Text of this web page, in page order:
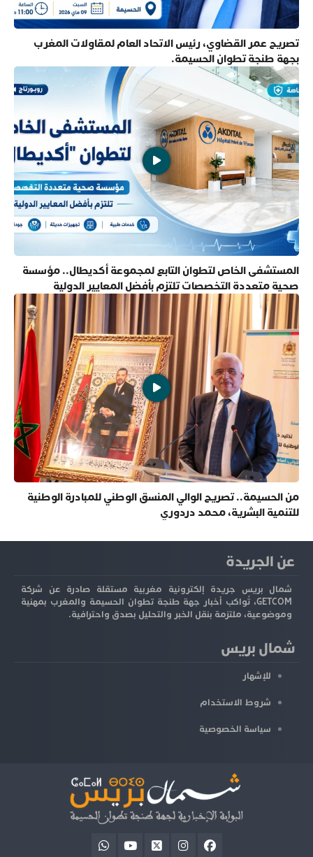
تصريح عمر القضاوي، رئيس الاتحاد العام لمقاولات المغرب
بجهة طنجة تطوان الحسيمة.
المستشفى الخاص لتطوان التابع لمجموعة أكديطال.. مؤسسة
صحية متعددة التخصصات تلتزم بأفضل المعايير الدولية
من الحسيمة.. تصريح الوالي المنسق الوطني للمبادرة الوطنية
للتنمية البشرية، محمد دردوري
عن الجريدة
شمال بريس جريدة إلكترونية مغربية مستقلة صادرة عن شركة
GETCOM، تُواكب أخبار جهة طنجة تطوان الحسيمة والمغرب بمهنية
وموضوعية، ملتزمة بنقل الخبر والتحليل بصدق واحترافية.
شمال بريس
للإشهار
شروط الاستخدام
سياسة الخصوصية